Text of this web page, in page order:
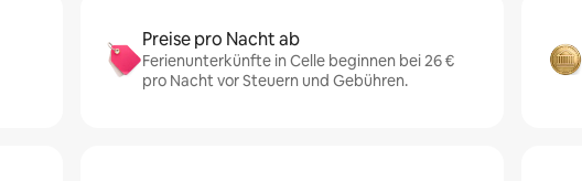
Preise pro Nacht ab
Ferienunterkünfte in Celle beginnen bei 26 €
pro Nacht vor Steuern und Gebühren.